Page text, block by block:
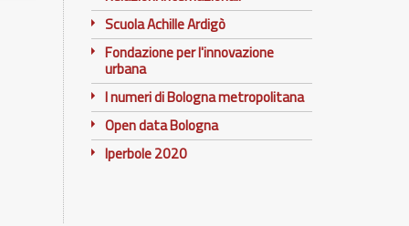
Scuola Achille Ardigò
Fondazione per l'innovazione
urbana
I numeri di Bologna metropolitana
Open data Bologna
Iperbole 2020